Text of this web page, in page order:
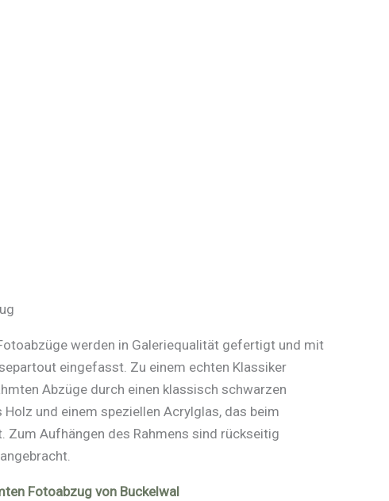
werden in Galeriequalität gefertigt und mit
eingefasst. Zu einem echten Klassiker
Abzüge durch einen klassisch schwarzen
Holz und einem speziellen Acrylglas, das beim
Zum Aufhängen des Rahmens sind rückseitig
Fotoabzug von Buckelwal